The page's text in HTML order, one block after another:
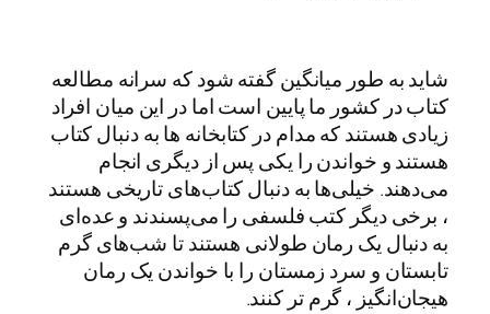
شاید به طور میانگین گفته شود که سرانه مطالعه
کتاب در کشور ما پایین است اما در این میان افراد
زیادی هستند که مدام در کتابخانه ها به دنبال کتاب
هستند و خواندن را یکی پس از دیگری انجام
می‌دهند. خیلی‌ها به دنبال کتاب‌های تاریخی هستند
، برخی دیگر کتب فلسفی را می‌پسندند و عده‌ای
به دنبال یک رمان طولانی هستند تا شب‌های گرم
تابستان و سرد زمستان را با خواندن یک رمان
هیجان‌انگیز ، گرم تر کنند.